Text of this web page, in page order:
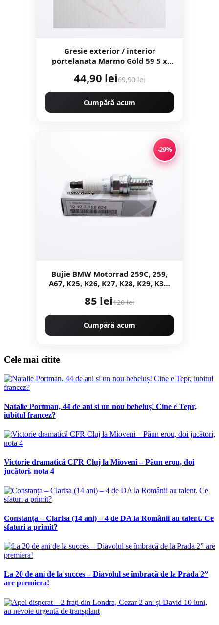
Gresie exterior / interior
portelanata Marmo Gold 59 5 x
marmura
44,90 lei69,90 lei
Cumpără acum
-29%
Bujie BMW Motorrad 259C, 259,
A67, K25, K26, K27, K28, K29, K30,
85 lei120 lei
Cumpără acum
Cele mai citite
Natalie Portman, 44 de ani si un nou bebeluș! Cine e Tepr,
iubitul francez?
Victorie dramatică CFR Cluj la Mioveni – Păun erou, doi
jucători, nota 4
Constanța – Clarisa (14 ani) – 4 de DA la Românii au talent. Ce
sfaturi a primit?
La 20 de ani de la succes – Diavolul se îmbracă de la Prada 2”
are premiera!